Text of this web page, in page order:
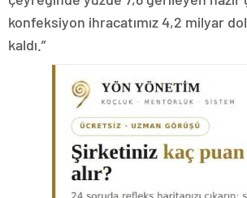
konfeksiyon ihracatımız 4,2 milyar
kaldı.”